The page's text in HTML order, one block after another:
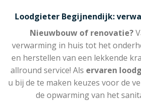
Loodgieter Begijnendijk:
Nieuwbouw of renovatie?
verwarming in huis tot het
en herstellen van een lekkende
allround service! Als ervaren
u bij de te maken keuzes voor de
de opwarming van het